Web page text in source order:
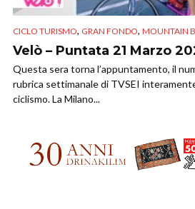
CICLO TURISMO, GRAN FONDO, MOUNTAIN
Velò – Puntata 21 Marzo
Questa sera torna l’appuntamento, il
rubrica settimanale di TVSEI
ciclismo. La Milano...